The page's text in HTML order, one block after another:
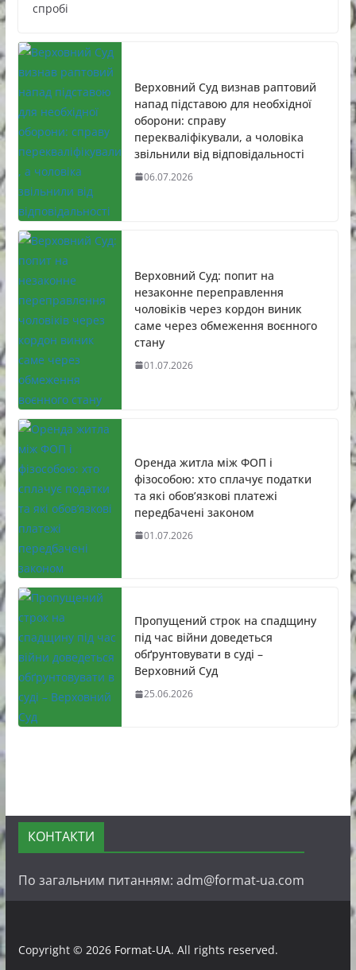
спробі
Верховний Суд визнав раптовий
напад підставою для необхідної
оборони: справу
перекваліфікували, а чоловіка
звільнили від відповідальності
06.07.2026
Верховний Суд: попит на
незаконне переправлення
чоловіків через кордон виник
саме через обмеження воєнного
стану
01.07.2026
Оренда житла між ФОП і
фізособою: хто сплачує податки
та які обов’язкові платежі
передбачені законом
01.07.2026
Пропущений строк на спадщину
під час війни доведеться
обґрунтовувати в суді –
Верховний Суд
25.06.2026
КОНТАКТИ
По загальним питанням: adm@format-ua.com
Copyright © 2026 Format-UA. All rights reserved.